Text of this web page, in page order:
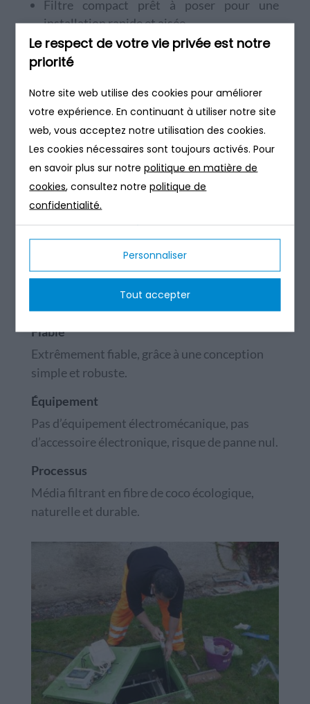
Le respect de votre vie privée est notre
priorité
Notre site web utilise des cookies pour améliorer
votre expérience. En continuant à utiliser notre site
web, vous acceptez notre utilisation des cookies.
Les cookies nécessaires sont toujours activés. Pour
en savoir plus sur notrepolitique en matière de
cookies, consultez notrepolitique de
confidentialité.
Personnaliser
Tout accepter
Filtre compact prêt à poser pour une
installation rapide et aisée.
Implantation sur tous types de terrains
Fonctionne sans électricité (pour le
Massif filtrant en fibre de coco, 100%
naturelle
Rehausses de regards disponibles en 25 et
50 cm pour le massif filtrant.
Disponible en sortie basse et sortie haute
Fiable
Extrêmement fiable, grâce à une conception
simple et robuste.
Équipement
Pas d’équipement électromécanique, pas
d’accessoire électronique, risque de panne nul.
Processus
Média filtrant en fibre de coco écologique,
naturelle et durable.